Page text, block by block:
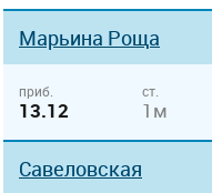
Марьина Роща
приб.
13.12
ст.
1м
Савеловская